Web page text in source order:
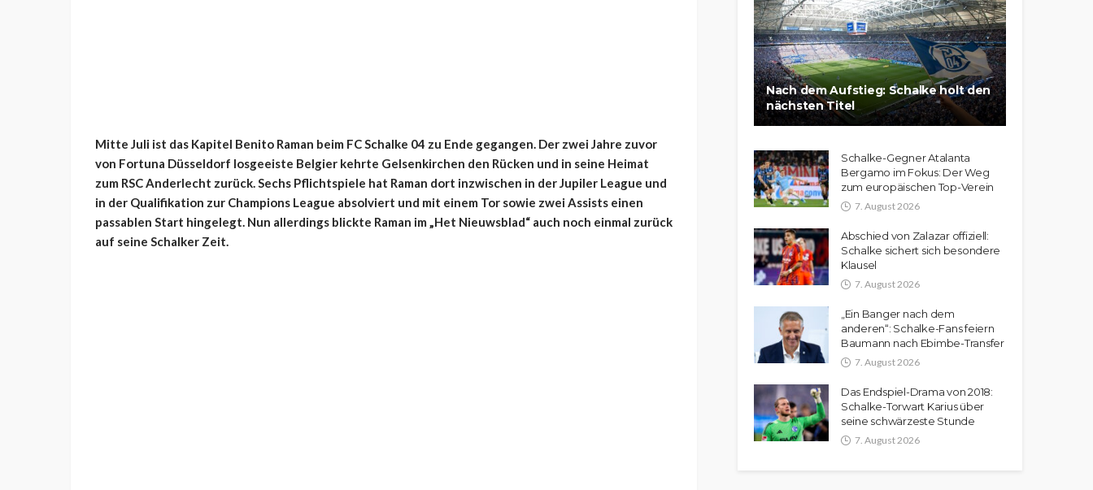
Mitte Juli ist das Kapitel Benito Raman beim FC Schalke 04 zu Ende gegangen. Der zwei Jahre zuvor
von Fortuna Düsseldorf losgeeiste Belgier kehrte Gelsenkirchen den Rücken und in seine Heimat
zum RSC Anderlecht zurück. Sechs Pflichtspiele hat Raman dort inzwischen in der Jupiler League und
in der Qualifikation zur Champions League absolviert und mit einem Tor sowie zwei Assists einen
passablen Start hingelegt. Nun allerdings blickte Raman im „Het Nieuwsblad“ auch noch einmal zurück
auf seine Schalker Zeit.
Nach dem Aufstieg: Schalke holt den
nächsten Titel
Schalke-Gegner Atalanta
Bergamo im Fokus: Der Weg
zum europäischen Top-Verein
7. August 2026
Abschied von Zalazar offiziell:
Schalke sichert sich besondere
Klausel
7. August 2026
„Ein Banger nach dem
anderen“: Schalke-Fans feiern
Baumann nach Ebimbe-Transfer
7. August 2026
Das Endspiel-Drama von 2018:
Schalke-Torwart Karius über
seine schwärzeste Stunde
7. August 2026